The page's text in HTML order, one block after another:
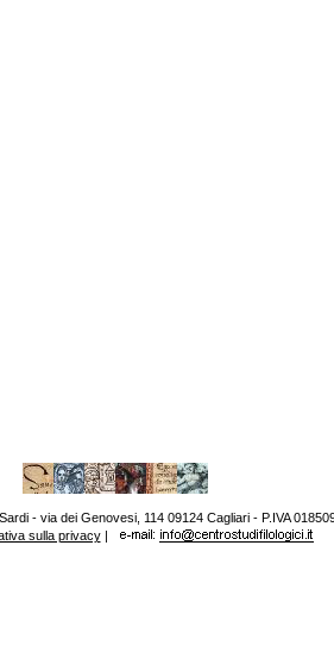
- via dei Genovesi, 114 09124 Cagliari - P.IVA
sulla privacy|